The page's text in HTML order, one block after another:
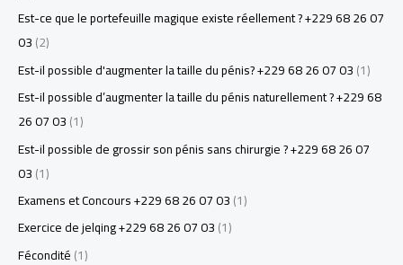
Est-ce que le portefeuille magique existe réellement ? +229 68 26 07
03(2)
Est-il possible d'augmenter la taille du pénis? +229 68 26 07 03(1)
Est-il possible d’augmenter la taille du pénis naturellement ? +229 68
26 07 03(1)
Est-il possible de grossir son pénis sans chirurgie ? +229 68 26 07
03(1)
Examens et Concours +229 68 26 07 03(1)
Exercice de jelqing +229 68 26 07 03(1)
Fécondité(1)